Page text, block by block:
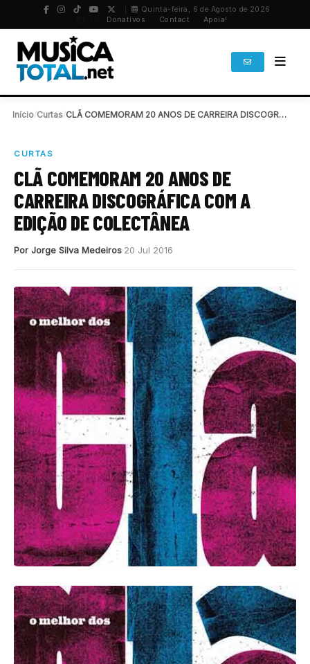
Quinta-feira, 6 de Agosto de 2026
Donativos Contact Apoia!
Início Curtas CLÃ COMEMORAM 20 ANOS DE CARREIRA DISCOGRÁFICA COM…
CURTAS
CLÃ COMEMORAM 20 ANOS DE
CARREIRA DISCOGRÁFICA COM A
EDIÇÃO DE COLECTÂNEA
Por Jorge Silva Medeiros 20 Jul 2016